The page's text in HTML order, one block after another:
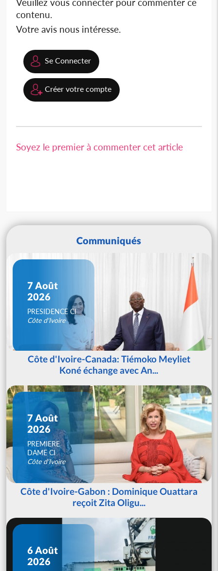
contenu.
Votre avis nous intéresse.
Se Connecter
Créer votre compte
Soyez le premier à commenter cet article
Communiqués
7 Août
2026
PRESIDENCE CI
Côte d'Ivoire
Côte d'Ivoire-Canada: Tiémoko Meyliet
Koné échange avec An...
7 Août
2026
PREMIERE
DAME CI
Côte d'Ivoire
Côte d'Ivoire-Gabon : Dominique Ouattara
reçoit Zita Oligu...
6 Août
2026